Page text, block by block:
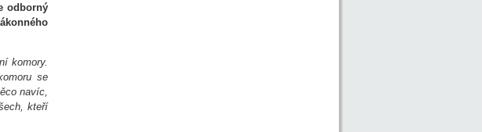
odborný
komory.
se
navíc,
kteří